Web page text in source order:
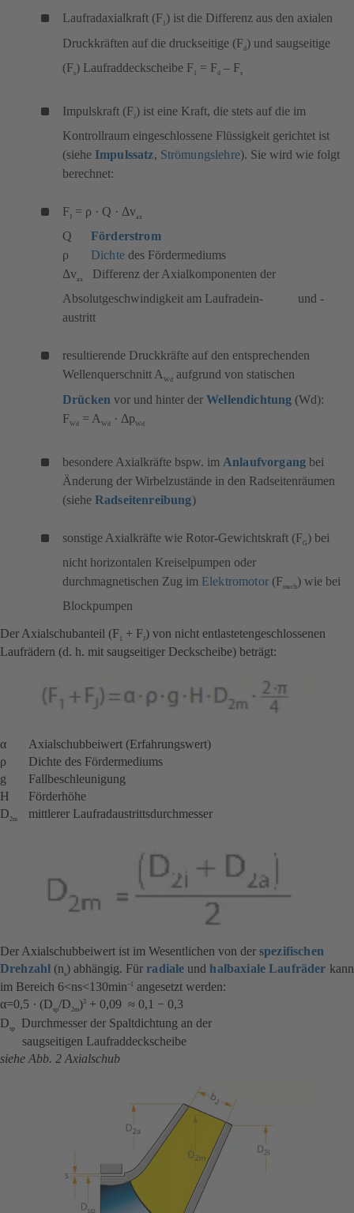
Laufradaxialkraft (F 1 ) ist die Differenz aus den axialen
Druckkräften auf die druckseitige (Fd ) und saugseitige
(Fs) Laufraddeckscheibe F 1 = Fd – Fs
Impulskraft (FJ) ist eine Kraft, die stets auf die im
Kontrollraum eingeschlossene Flüssigkeit gerichtet ist
(siehe Impulssatz, Strömungslehre). Sie wird wie folgt
berechnet:
FJ = ρ · Q · Δvax
Q Förderstrom
ρ Dichte des Fördermediums
Δvax
Differenz der Axialkomponenten der
Absolutgeschwindigkeit am Laufradein- und -
austritt
resultierende Druckkräfte auf den entsprechenden
Wellenquerschnitt AWd aufgrund von statischen
Drücken vor und hinter derWellendichtung (Wd):
FWd = A Wd · ΔpWd
besondere Axialkräfte bspw. im Anlaufvorgang bei
Änderung der Wirbelzustände in den Radseitenräumen
(siehe Radseitenreibung)
sonstige Axialkräfte wie Rotor-Gewichtskraft (FG ) bei
nicht horizontalen Kreiselpumpen oder
durchmagnetischen Zug im Elektromotor(Fmech) wie bei
Blockpumpen
Der Axialschubanteil (F1 + FJ) von nicht entlastetengeschlossenen
Laufrädern (d. h. mit saugseitiger Deckscheibe) beträgt:
α Axialschubbeiwert (Erfahrungswert)
ρ Dichte des Fördermediums
g Fallbeschleunigung
H Förderhöhe
D2m mittlerer Laufradaustrittsdurchmesser
Der Axialschubbeiwert ist im Wesentlichen von der spezifischen
Drehzahl (ns) abhängig. Fürradiale undhalbaxiale Laufräder kann
im Bereich 6<ns<130min–1
angesetzt werden:
α=0,5 · (Dsp/D2m)3 + 0,09 ≈ 0,1 − 0,3
Dsp
Durchmesser der Spaltdichtung an der
saugseitigen Laufraddeckscheibe
siehe Abb. 2 Axialschub